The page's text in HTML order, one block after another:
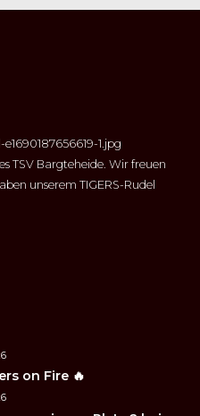
TSV Bargteheide. Wir freuen
unserem TIGERS-Rudel
on Fire 🔥